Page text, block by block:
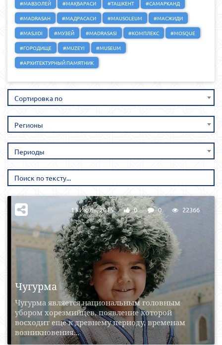
#МАВЗОЛЕЙ
#МАҚБАРАСИ #ТАШКЕНТ
#САМАРКАНД
#MADRASAH
#МАДРАСАСИ #MAUSOLEUM
#МАСЖИДИ
#MASJIDI
#МУЗЕЙ #MADRASASI #КОМПЛЕКС
#MOSQUE
#ГОРОДИЩЕ
#MUZEYI
#MUSEUM
#АРХИТЕКТУРНЫЙ ПАМЯТНИК
Сортировка по
Регионы
Периоды
Чугурма
Чугурма является национальным головным
убором хорезмийцев, появление которой
восходит еще к древнему периоду, временам
возникновения...
13 Июль, 2015 0 0 22366